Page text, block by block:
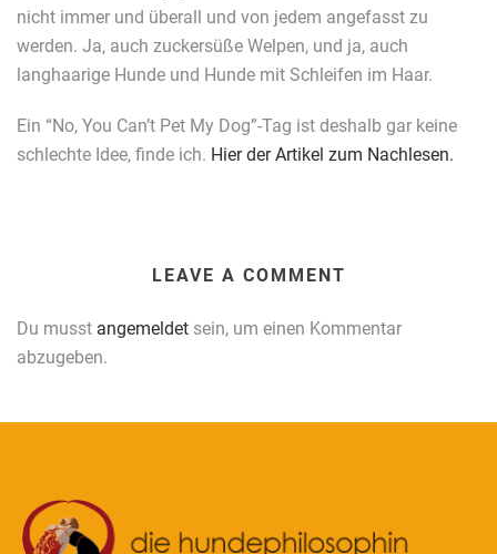
nicht immer und überall und von jedem angefasst zu
werden. Ja, auch zuckersüße Welpen, und ja, auch
langhaarige Hunde und Hunde mit Schleifen im Haar.
Ein “No, You Can’t Pet My Dog”-Tag ist deshalb gar keine
schlechte Idee, finde ich. Hier der Artikel zum Nachlesen.
LEAVE A COMMENT
Du musst angemeldet sein, um einen Kommentar
abzugeben.